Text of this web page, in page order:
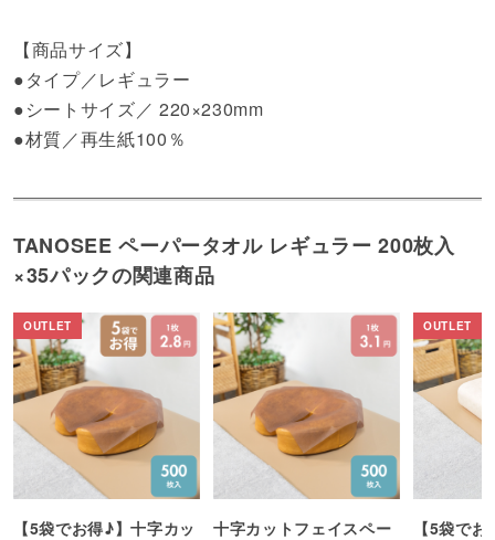
【商品サイズ】
●タイプ／レギュラー
●シートサイズ／ 220×230mm
●材質／再生紙100％
TANOSEE ペーパータオル レギュラー 200枚入
×35パックの関連商品
【5袋でお得♪】十字カッ
十字カットフェイスペー
【5袋で